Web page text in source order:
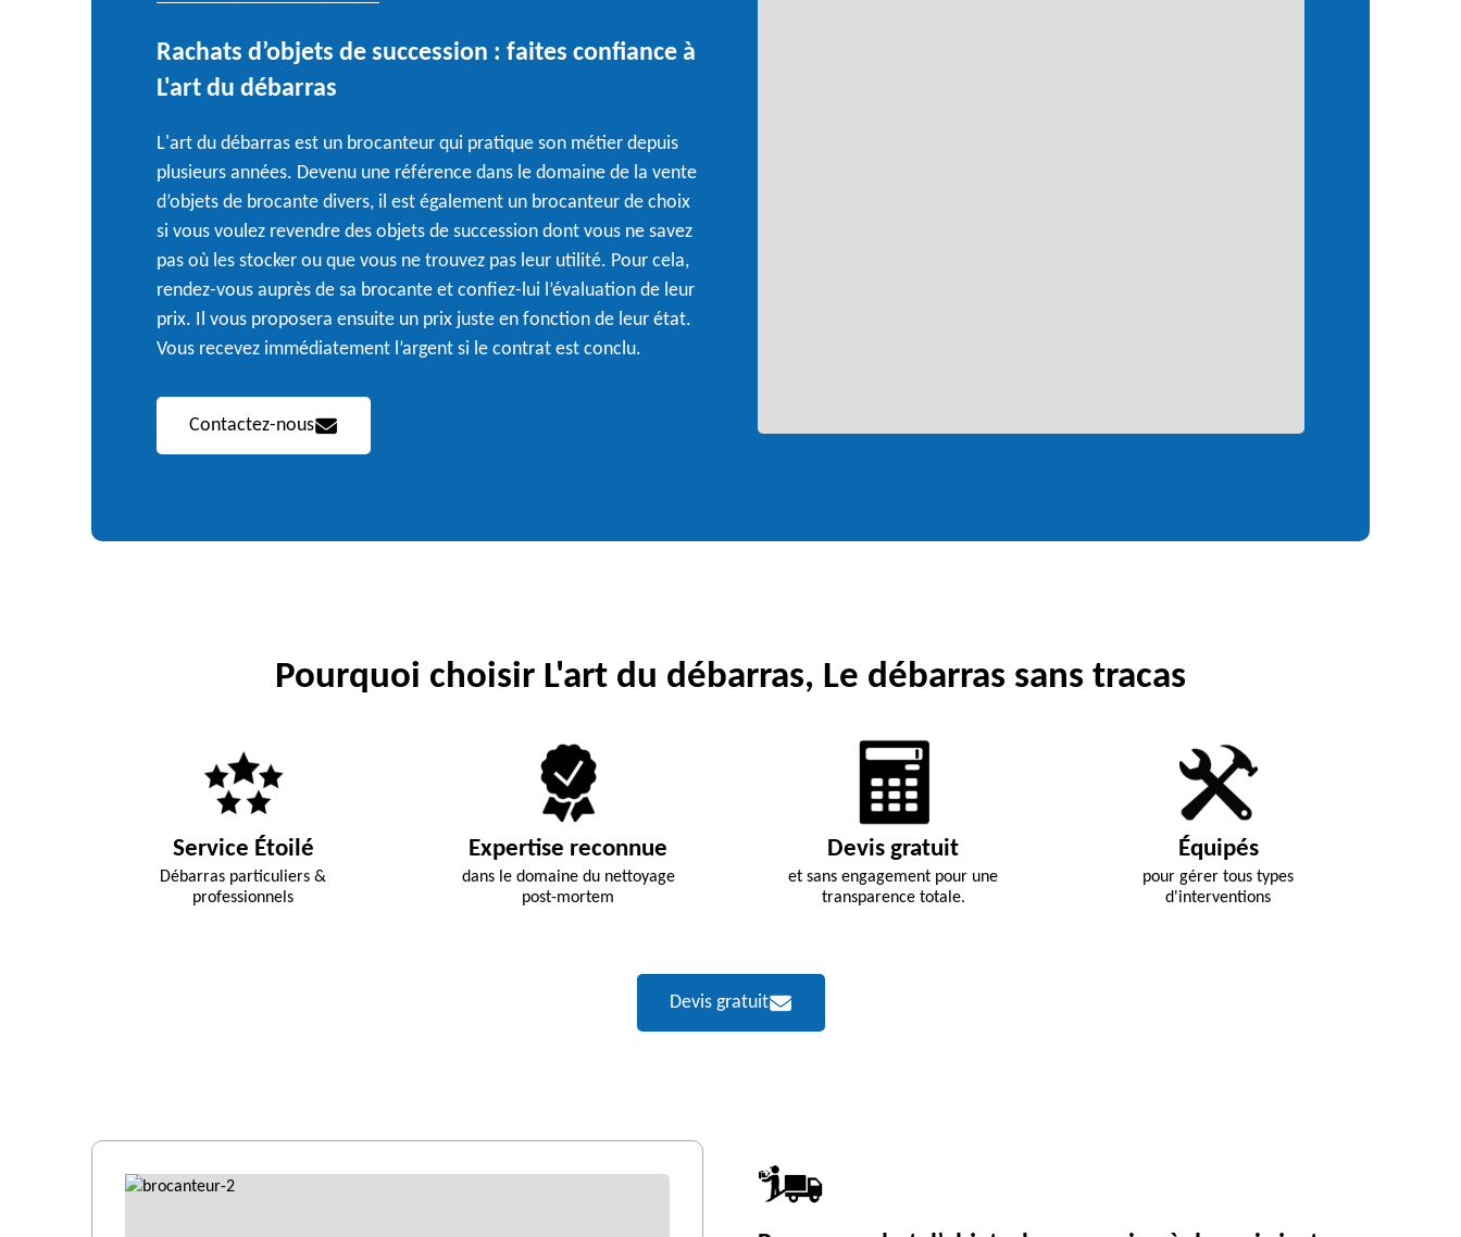
Rachats d’objets de succession : faites confiance à
L'art du débarras
L'art du débarras est un brocanteur qui pratique son métier depuis
plusieurs années. Devenu une référence dans le domaine de la vente
d’objets de brocante divers, il est également un brocanteur de choix
si vous voulez revendre des objets de succession dont vous ne savez
pas où les stocker ou que vous ne trouvez pas leur utilité. Pour cela,
rendez-vous auprès de sa brocante et confiez-lui l’évaluation de leur
prix. Il vous proposera ensuite un prix juste en fonction de leur état.
Vous recevez immédiatement l’argent si le contrat est conclu.
Contactez-nous
Pourquoi choisir L'art du débarras, Le débarras sans tracas
Service Étoilé
Débarras particuliers &
professionnels
Expertise reconnue
dans le domaine du nettoyage
post-mortem
Devis gratuit
et sans engagement pour une
transparence totale.
Équipés
pour gérer tous types
d'interventions
Devis gratuit